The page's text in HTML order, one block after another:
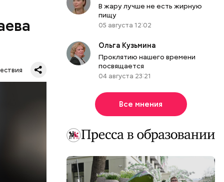
дворе
не
и
В жару лучше не есть жирную
пищу
05 августа 12:02
Ольга Кузьмина
Проклятию нашего времени
посвящается
04 августа 23:21
Все мнения